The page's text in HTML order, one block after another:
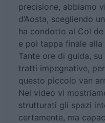
precisione, abbiamo
d’Aosta, scegliendo
ha condotto al Col
e poi tappa finale
Tante ore di guida,
tratti impegnative,
questo piccolo van
Nel video vi
strutturati gli spazi
certamente, ma